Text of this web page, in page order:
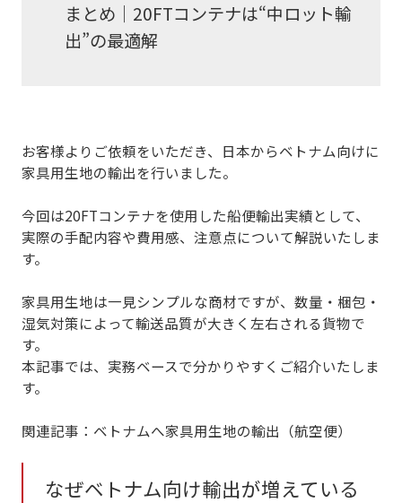
まとめ｜20FTコンテナは“中ロット輸
出”の最適解
お客様よりご依頼をいただき、日本からベトナム向けに
家具用生地の輸出を行いました。
今回は20FTコンテナを使用した船便輸出実績として、
実際の手配内容や費用感、注意点について解説いたしま
す。
家具用生地は一見シンプルな商材ですが、 数量・梱包・
湿気対策によって輸送品質が大きく左右される貨物で
す。
本記事では、実務ベースで分かりやすくご紹介いたしま
す。
関連記事： ベトナムへ家具用生地の輸出（航空便）
なぜベトナム向け輸出が増えている